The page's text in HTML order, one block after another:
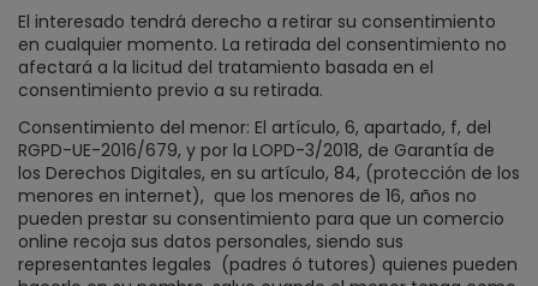
El interesado tendrá derecho a retirar su consentimiento
en cualquier momento. La retirada del consentimiento no
afectará a la licitud del tratamiento basada en el
consentimiento previo a su retirada.
Consentimiento del menor: El artículo, 6, apartado, f, del
RGPD-UE-2016/679, y por la LOPD-3/2018, de Garantía de
los Derechos Digitales, en su artículo, 84, (protección de los
menores en internet), que los menores de 16, años no
pueden prestar su consentimiento para que un comercio
online recoja sus datos personales, siendo sus
representantes legales (padres ó tutores) quienes pueden